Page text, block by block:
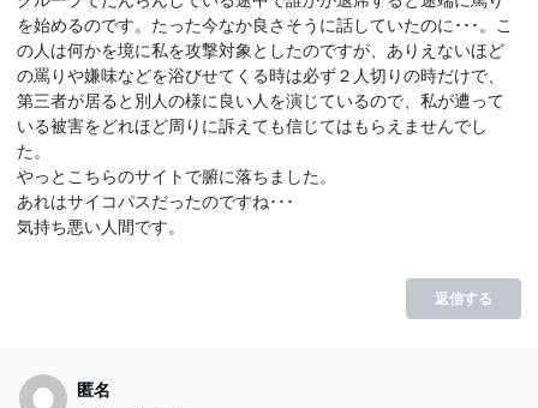
を始めるのです。たった今なか良さそうに話していたのに･･･。こ
の人は何かを境に私を攻撃対象としたのですが、ありえないほど
の罵りや嫌味などを浴びせてくる時は必ず２人切りの時だけで、
第三者が居ると別人の様に良い人を演じているので、私が遭って
いる被害をどれほど周りに訴えても信じてはもらえませんでし
た。
やっとこちらのサイトで腑に落ちました。
あれはサイコパスだったのですね･･･
気持ち悪い人間です。
返信する
匿名